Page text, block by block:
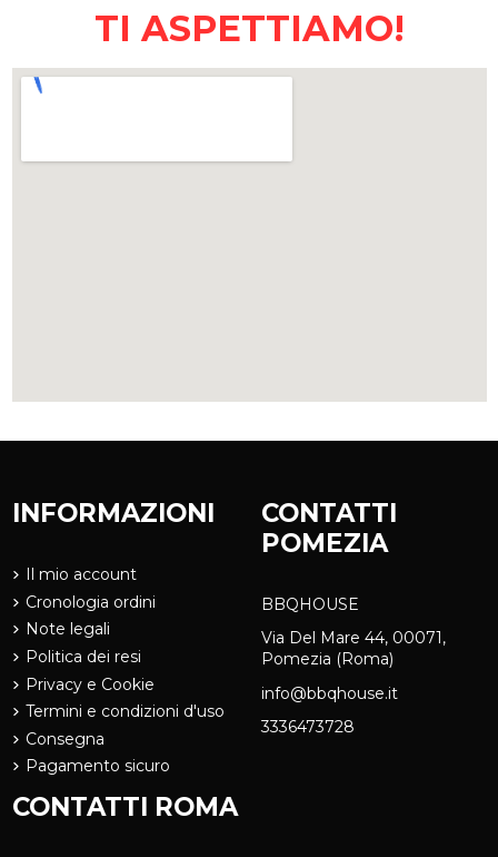
TI ASPETTIAMO!
INFORMAZIONI
Il mio account
Cronologia ordini
Note legali
Politica dei resi
Privacy e Cookie
Termini e condizioni d'uso
Consegna
Pagamento sicuro
CONTATTI
POMEZIA
BBQHOUSE
Via Del Mare 44, 00071,
Pomezia (Roma)
info@bbqhouse.it
3336473728
CONTATTI ROMA